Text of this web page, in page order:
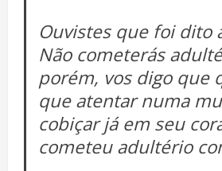
Ouvistes que foi dito
Não cometerás
porém, vos digo que
que atentar numa
cobiçar já em seu
cometeu adultério